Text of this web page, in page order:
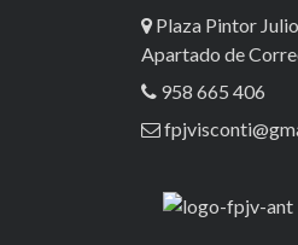
Plaza Pintor
Apartado de
958 665 406